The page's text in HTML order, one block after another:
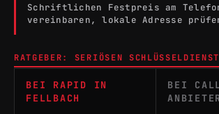
Schriftlichen Festpreis am
vereinbaren, lokale Adresse
RATGEBER: SERIÖSEN
BEI RAPID IN
FELLBACH
BEI